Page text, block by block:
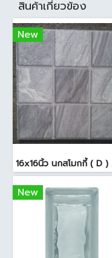
สินค้าเกี่ยวข้อง
New
New